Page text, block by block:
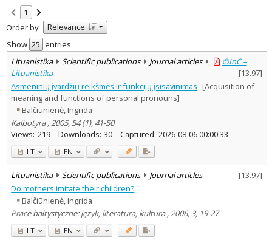
Refine
Open access
Scientific publications 39
Dissemination publications
Document Type:
Books & books parts 4
Journal articles
Dissertations 1
Subject area
Education 3
Ethnology 1
Linguistics 36
Psychology
Sociology 1
Text language
Country of publication
Historical periods
Lithuanian place names
Subject
1
Order by:
Relevance
Show
entries
Lituanistika
Scientific publications Journal articles
©InC –
Lituanistika
[13.97]
Asmeninių įvardžių reikšmės ir funkcijų įsisavinimas [Acquisition of
meaning and functions of personal pronouns]
Balčiūnienė, Ingrida
Kalbotyra , 2005, 54 (1), 41-50
Views: 219 Downloads: 30 Captured: 2026-08-06 00:00:33
LT EN
Lituanistika Scientific publications Journal articles [13.97]
Do mothers imitate their children?
Balčiūnienė, Ingrida
Prace bałtystyczne: język, literatura, kultura , 2006, 3, 19-27
LT EN